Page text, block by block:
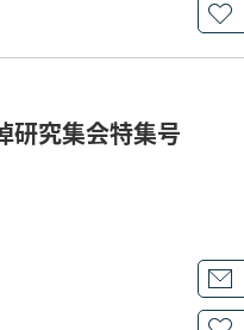
究集会特集号